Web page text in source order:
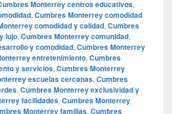
Monterrey centros educativos,
, Cumbres Monterrey comodidad
comodidad y calidad, Cumbres
lujo, Cumbres Monterrey comunidad,
y comodidad, Cumbres Monterrey
entretenimiento, Cumbres
y servicios, Cumbres Monterrey
escuelas cercanas, Cumbres
, Cumbres Monterrey exclusividad y
facilidades, Cumbres Monterrey
Monterrey familias, Cumbres